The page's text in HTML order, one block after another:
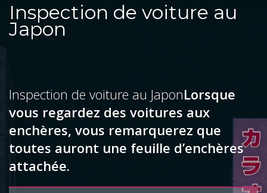
Inspection de voiture au
Japon
Inspection de voiture au JaponLorsque
vous regardez des voitures aux
enchères, vous remarquerez que
toutes auront une feuille d’enchères
attachée.